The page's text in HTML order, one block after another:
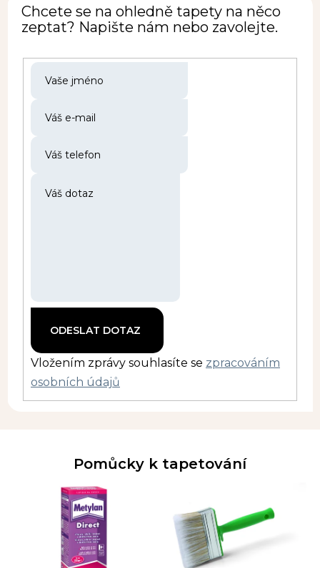
Chcete se na ohledně tapety na něco
zeptat? Napište nám nebo zavolejte.
Vložením zprávy souhlasíte se zpracováním
osobních údajů
Pomůcky k tapetování